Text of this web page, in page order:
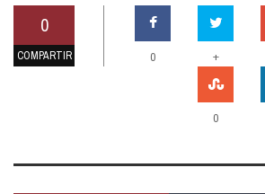
0
COMPARTIR 0 +
0